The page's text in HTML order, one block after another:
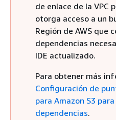
de enlace de la VPC
otorga acceso a un
Región de AWS que
dependencias
IDE actualizado.
Para obtener más
Configuración de
para Amazon S3
dependencias.